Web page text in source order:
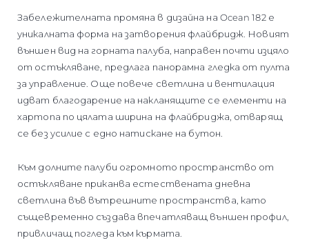
Забележителната промяна в дизайна на Ocean 182 е
уникалната форма на затворения флайбридж. Новият
външен вид на горната палуба, направен почти изцяло
от остъкляване, предлага панорамна гледка от пулта
за управление. Още повече светлина и вентилация
идват благодарение на накланящите се елементи на
хартопа по цялата ширина на флайбриджа, отварящ
се без усилие с едно натискане на бутон.
Към долните палуби огромното пространство от
остъкляване приканва естествената дневна
светлина във вътрешните пространства, като
същевременно създава впечатляващ външен профил,
привличащ погледа към кърмата.